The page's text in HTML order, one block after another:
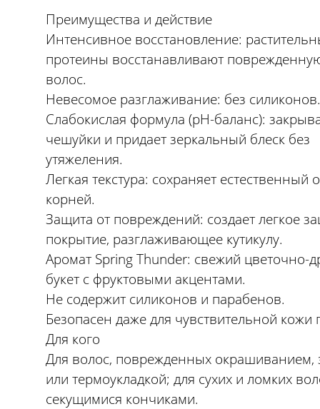
Преимущества и действие
Интенсивное восстановление:
протеины восстанавливают
волос.
Невесомое разглаживание: без силиконов.
Слабокислая формула (pH-баланс):
чешуйки и придает зеркальный блеск без
утяжеления.
Легкая текстура: сохраняет естественный
корней.
Защита от повреждений: создает легкое
покрытие, разглаживающее кутикулу.
Аромат Spring Thunder: свежий цветочно-
букет с фруктовыми акцентами.
Не содержит силиконов и парабенов.
Безопасен даже для чувствительной кожи
Для кого
Для волос, поврежденных окрашиванием,
или термоукладкой; для сухих и ломких
секущимися кончиками.